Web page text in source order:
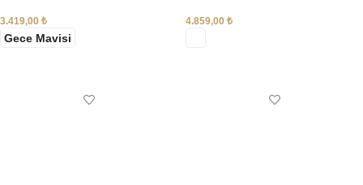
3.419,00 ₺
Gece Mavisi
4.859,00 ₺